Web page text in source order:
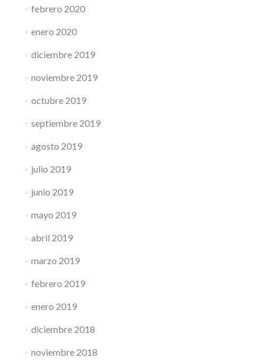
febrero 2020
enero 2020
diciembre 2019
noviembre 2019
octubre 2019
septiembre 2019
agosto 2019
julio 2019
junio 2019
mayo 2019
abril 2019
marzo 2019
febrero 2019
enero 2019
diciembre 2018
noviembre 2018